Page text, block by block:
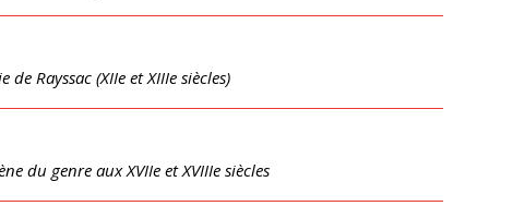
Rayssac (XIIe et XIIIe siècles)
du genre aux XVIIe et XVIIIe siècles